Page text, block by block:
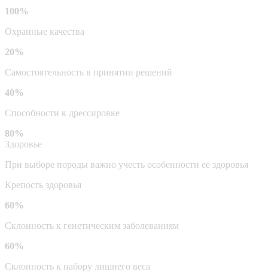
100%
Охранные качества
20%
Самостоятельность в принятии решений
40%
Способности к дрессировке
80%
Здоровье
При выборе породы важно учесть особенности ее здоровья
Крепость здоровья
60%
Склонность к генетическим заболеваниям
60%
Склонность к набору лишнего веса